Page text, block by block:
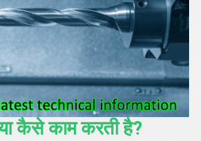
कैसे काम करती है?